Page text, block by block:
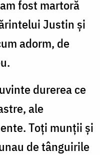
fost martoră
Justin și
adorm, de
durerea ce
ale
Toți munții și
de tânguirile